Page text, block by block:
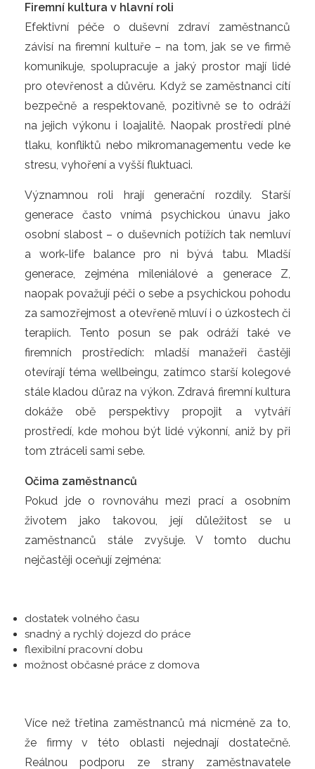
Firemní kultura v hlavní roli
Efektivní péče o duševní zdraví zaměstnanců
závisí na firemní kultuře – na tom, jak se ve firmě
komunikuje, spolupracuje a jaký prostor mají lidé
pro otevřenost a důvěru. Když se zaměstnanci cítí
bezpečně a respektovaně, pozitivně se to odráží
na jejich výkonu i loajalitě. Naopak prostředí plné
tlaku, konfliktů nebo mikromanagementu vede ke
stresu, vyhoření a vyšší fluktuaci.
Významnou roli hrají generační rozdíly. Starší
generace často vnímá psychickou únavu jako
osobní slabost – o duševních potížích tak nemluví
a work-life balance pro ni bývá tabu. Mladší
generace, zejména mileniálové a generace Z,
naopak považují péči o sebe a psychickou pohodu
za samozřejmost a otevřeně mluví i o úzkostech či
terapiích. Tento posun se pak odráží také ve
firemních prostředích: mladší manažeři častěji
otevírají téma wellbeingu, zatímco starší kolegové
stále kladou důraz na výkon. Zdravá firemní kultura
dokáže obě perspektivy propojit a vytváří
prostředí, kde mohou být lidé výkonní, aniž by při
tom ztráceli sami sebe.
Očima zaměstnanců
Pokud jde o rovnováhu mezi prací a osobním
životem jako takovou, její důležitost se u
zaměstnanců stále zvyšuje. V tomto duchu
nejčastěji oceňují zejména:
dostatek volného času
snadný a rychlý dojezd do práce
flexibilní pracovní dobu
možnost občasné práce z domova
Více než třetina zaměstnanců má nicméně za to,
že firmy v této oblasti nejednají dostatečně.
Reálnou podporu ze strany zaměstnavatele